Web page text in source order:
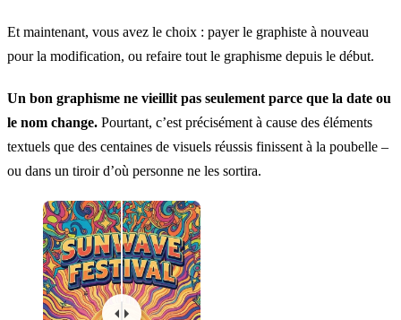
Et maintenant, vous avez le choix : payer le graphiste à nouveau
pour la modification, ou refaire tout le graphisme depuis le début.
Un bon graphisme ne vieillit pas seulement parce que la date ou
le nom change. Pourtant, c’est précisément à cause des éléments
textuels que des centaines de visuels réussis finissent à la poubelle –
ou dans un tiroir d’où personne ne les sortira.